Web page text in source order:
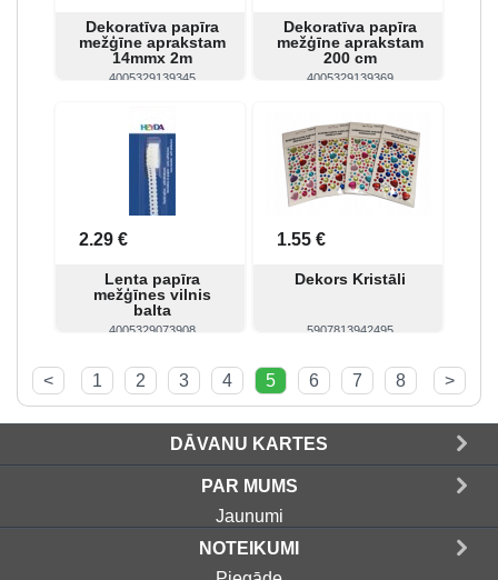
Dekoratīva papīra
mežģīne aprakstam
14mmx 2m
4005329139345
Dekoratīva papīra
mežģīne aprakstam
200 cm
4005329139369
2.29 €
Lenta papīra
mežģīnes vilnis
balta
4005329073908
Skatīt Pirkt
1.55 €
Dekors Kristāli
5907813942495
Skatīt Pirkt
< 1 2 3 4 5 6 7 8 >
DĀVANU KARTES
PAR MUMS
Jaunumi
NOTEIKUMI